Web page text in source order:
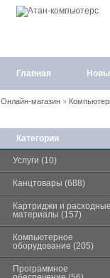
Главная
Онлайн-магазин»
Категории
Услуги (10)
Канцтовары (688)
Картриджи и расходные
материалы (157)
Компьютерное
оборудование (205)
Программное